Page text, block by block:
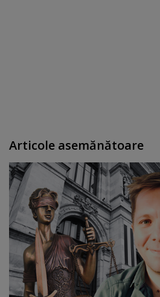
Articole asemănătoare